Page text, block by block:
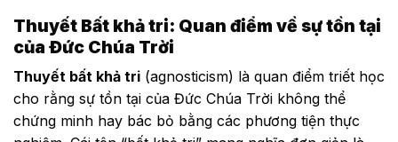
Thuyết Bất khả tri: Quan điểm về sự tồn tại
của Đức Chúa Trời
Thuyết bất khả tri (agnosticism) là quan điểm triết học
cho rằng sự tồn tại của Đức Chúa Trời không thể
chứng minh hay bác bỏ bằng các phương tiện thực